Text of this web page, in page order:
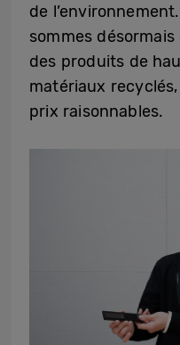
de
sommes
des produits de
matériaux
prix raisonnables.